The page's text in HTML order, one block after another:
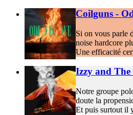
Coilguns -
Si on vous parle
noise hardcore
Une efficacité
Izzy and The
Notre groupe
doute la
Et puis surtout il